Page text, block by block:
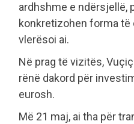
ardhshme e ndërsjellë,
konkretizohen forma të
vlerësoi ai.
Në prag të vizitës,
rënë dakord për
eurosh.
Më 21 maj, ai tha për